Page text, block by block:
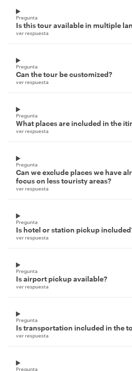
Pregunta
Is this tour available in multiple
ver respuesta
Pregunta
Can the tour be customized?
ver respuesta
Pregunta
What places are included in the
ver respuesta
Pregunta
Can we exclude places we have
focus on less touristy areas?
ver respuesta
Pregunta
Is hotel or station pickup
ver respuesta
Pregunta
Is airport pickup available?
ver respuesta
Pregunta
Is transportation included in the
ver respuesta
Pregunta